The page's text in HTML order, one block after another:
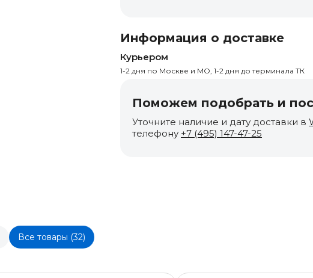
Информация о доставке
Курьером
1-2 дня по Москве и МО, 1-2 дня до терминала ТК
Поможем подобрать и
Уточните наличие и дату доставки в
телефону +7 (495) 147-47-25
Все товары (32)